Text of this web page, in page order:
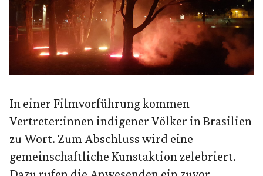
In einer Filmvorführung kommen
Vertreter:innen indigener Völker in Brasilien
zu Wort. Zum Abschluss wird eine
gemeinschaftliche Kunstaktion zelebriert.